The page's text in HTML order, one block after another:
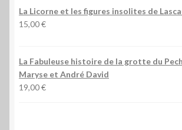
La Licorne et les figures insolites de
15,00€
La Fabuleuse histoire de la grotte du
Maryse et André David
19,00€